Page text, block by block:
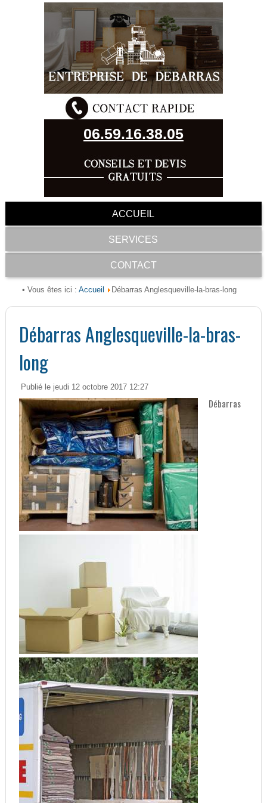
06.59.16.38.05
ACCUEIL
SERVICES
CONTACT
• Vous êtes ici : Accueil Débarras Anglesqueville-la-bras-long
Débarras Anglesqueville-la-bras-
long
Publié le jeudi 12 octobre 2017 12:27
Débarras